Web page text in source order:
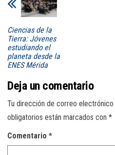
Ciencias de la
Tierra: Jóvenes
estudiando el
planeta desde la
ENES Mérida
Deja un comentario
Tu dirección de correo electrónico
obligatorios están marcados con *
Comentario *